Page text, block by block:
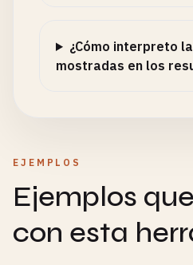
¿Cómo interpreto
mostradas en los
EJEMPLOS
Ejemplos
con esta